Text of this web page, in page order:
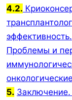
4.2.
эффективность.
Проблемы и
5.